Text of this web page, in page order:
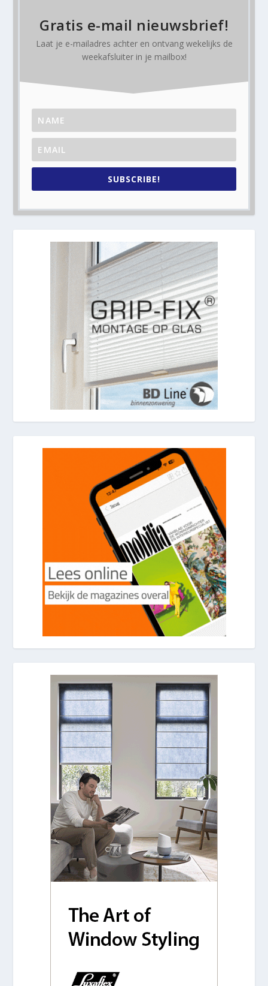
Gratis e-mail nieuwsbrief!
Laat je e-mailadres achter en ontvang wekelijks de
weekafsluiter in je mailbox!
SUBSCRIBE!